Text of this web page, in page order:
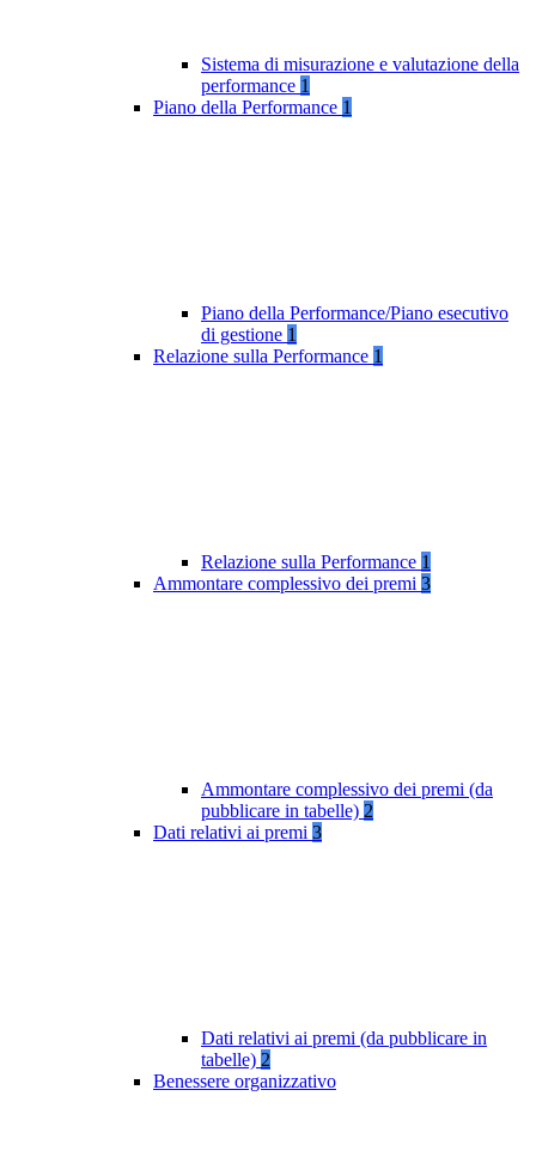
Sistema di misurazione e valutazione della
performance 1
Piano della Performance 1
Piano della Performance/Piano esecutivo
di gestione 1
Relazione sulla Performance 1
Relazione sulla Performance 1
Ammontare complessivo dei premi 3
Ammontare complessivo dei premi (da
pubblicare in tabelle) 2
Dati relativi ai premi 3
Dati relativi ai premi (da pubblicare in
tabelle) 2
Benessere organizzativo